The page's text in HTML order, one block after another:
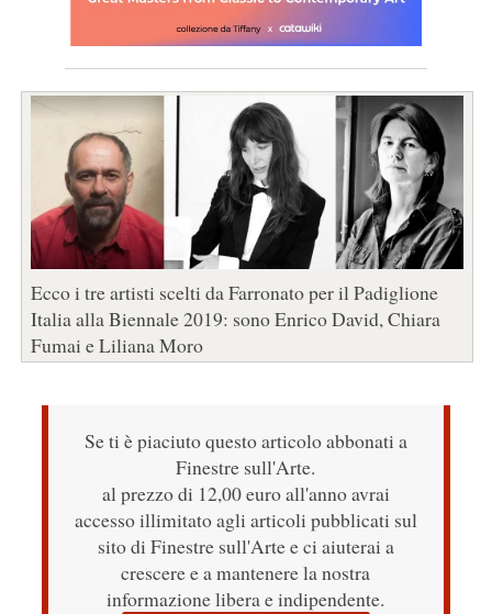
Ecco i tre artisti scelti da Farronato per il Padiglione
Italia alla Biennale 2019: sono Enrico David, Chiara
Fumai e Liliana Moro
Se ti è piaciuto questo articolo abbonati a
Finestre sull'Arte.
al prezzo di 12,00 euro all'anno avrai
accesso illimitato agli articoli pubblicati sul
sito di Finestre sull'Arte e ci aiuterai a
crescere e a mantenere la nostra
informazione libera e indipendente.